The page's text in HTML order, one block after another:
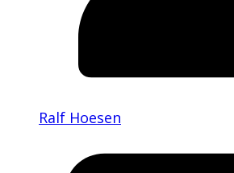
Ralf Hoesen